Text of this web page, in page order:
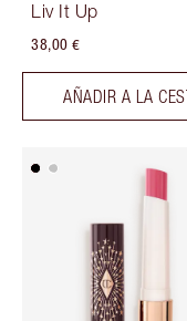
Liv It Up
38,00 €
AÑADIR A LA